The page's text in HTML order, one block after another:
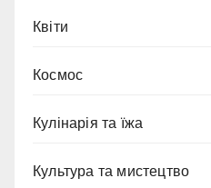
Квіти
Космос
Кулінарія та їжа
Культура та мистецтво